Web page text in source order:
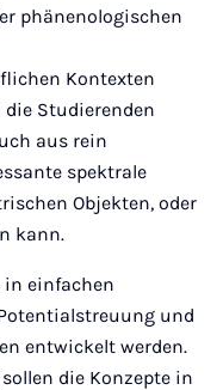
phänenologischen
Kontexten
Studierenden
aus rein
spektrale
Objekten, oder
kann.
in einfachen
und
entwickelt werden.
die Konzepte in